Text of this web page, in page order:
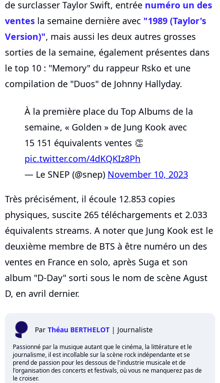
de surclasser Taylor Swift, entrée numéro un des
ventes la semaine dernière avec "1989 (Taylor's
Version)", mais aussi les deux autres grosses
sorties de la semaine, également présentes dans
le top 10 : "Memory" du rappeur Rsko et une
compilation de "Duos" de Johnny Hallyday.
À la première place du Top Albums de la
semaine, « Golden » de Jung Kook avec
15 151 équivalents ventes 👏
pic.twitter.com/4dKQKIz8Ph
— Le SNEP (@snep) November 10, 2023
Très précisément, il écoule 12.853 copies
physiques, suscite 265 téléchargements et 2.033
équivalents streams. A noter que Jung Kook est le
deuxième membre de BTS à être numéro un des
ventes en France en solo, après Suga et son
album "D-Day" sorti sous le nom de scène Agust
D, en avril dernier.
Par Théau BERTHELOT | Journaliste
Passionné par la musique autant que le cinéma, la littérature et le
journalisme, il est incollable sur la scène rock indépendante et se
prend de passion pour les dessous de l'industrie musicale et de
l'organisation des concerts et festivals, où vous ne manquerez pas de
le croiser.